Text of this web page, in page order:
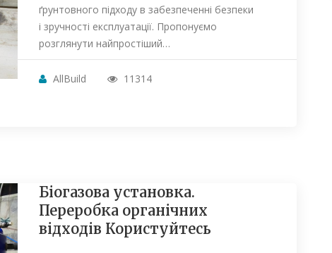
ґрунтовного підходу в забезпеченні безпеки
і зручності експлуатації. Пропонуємо
розглянути найпростіший…
AllBuild 11314
Біогазова установка.
Переробка органічних
відходів Користуйтесь